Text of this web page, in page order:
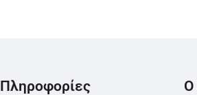
Πληροφορίες Ο